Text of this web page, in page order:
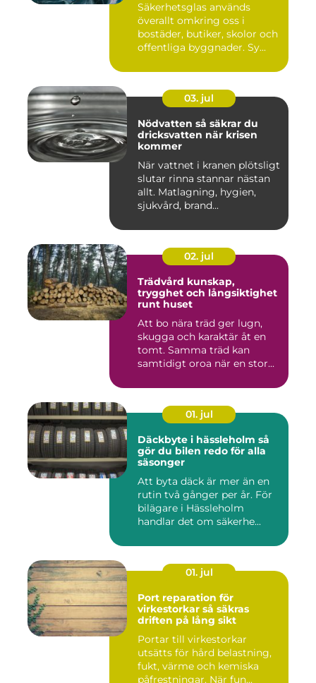
Säkerhetsglas används
överallt omkring oss i
bostäder, butiker, skolor och
offentliga byggnader. Sy...
03. jul
Nödvatten så säkrar du
dricksvatten när krisen
kommer
När vattnet i kranen plötsligt
slutar rinna stannar nästan
allt. Matlagning, hygien,
sjukvård, brand...
02. jul
Trädvård kunskap,
trygghet och långsiktighet
runt huset
Att bo nära träd ger lugn,
skugga och karaktär åt en
tomt. Samma träd kan
samtidigt oroa när en stor...
01. jul
Däckbyte i hässleholm så
gör du bilen redo för alla
säsonger
Att byta däck är mer än en
rutin två gånger per år. För
bilägare i Hässleholm
handlar det om säkerhe...
01. jul
Port reparation för
virkestorkar så säkras
driften på lång sikt
Portar till virkestorkar
utsätts för hård belastning,
fukt, värme och kemiska
påfrestningar. När fun...